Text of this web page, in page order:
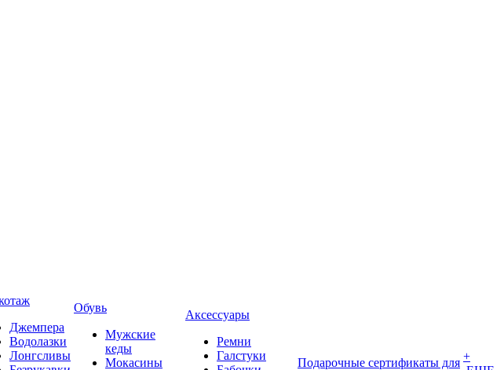
Джемпера
Водолазки
Лонгсливы
Обувь
Мужские
кеды
Мокасины
Аксессуары
Ремни
Галстуки
Подарочные сертификаты для +